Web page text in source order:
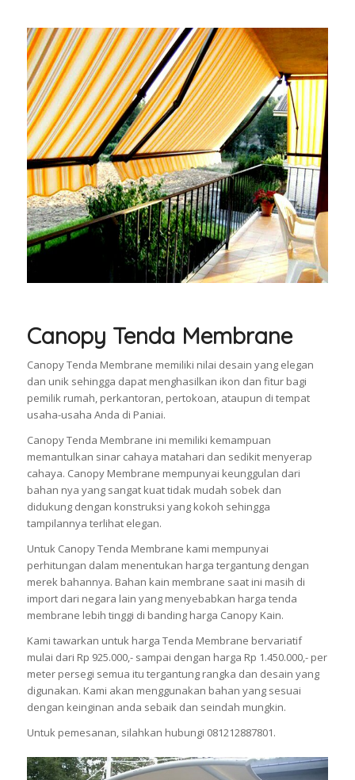
Canopy Tenda Membrane
Canopy Tenda Membrane memiliki nilai desain yang elegan
dan unik sehingga dapat menghasilkan ikon dan fitur bagi
pemilik rumah, perkantoran, pertokoan, ataupun di tempat
usaha-usaha Anda di Paniai.
Canopy Tenda Membrane ini memiliki kemampuan
memantulkan sinar cahaya matahari dan sedikit menyerap
cahaya. Canopy Membrane mempunyai keunggulan dari
bahan nya yang sangat kuat tidak mudah sobek dan
didukung dengan konstruksi yang kokoh sehingga
tampilannya terlihat elegan.
Untuk Canopy Tenda Membrane kami mempunyai
perhitungan dalam menentukan harga tergantung dengan
merek bahannya. Bahan kain membrane saat ini masih di
import dari negara lain yang menyebabkan harga tenda
membrane lebih tinggi di banding harga Canopy Kain.
Kami tawarkan untuk harga Tenda Membrane bervariatif
mulai dari Rp 925.000,- sampai dengan harga Rp 1.450.000,- per
meter persegi semua itu tergantung rangka dan desain yang
digunakan. Kami akan menggunakan bahan yang sesuai
dengan keinginan anda sebaik dan seindah mungkin.
Untuk pemesanan, silahkan hubungi 081212887801.